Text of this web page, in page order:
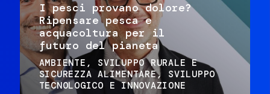
I pesci provano dolore?
Ripensare pesca e
acquacoltura per il
futuro del pianeta
AMBIENTE
SVILUPPO RURALE E
SICUREZZA ALIMENTARE
SVILUPPO
TECNOLOGICO E INNOVAZIONE